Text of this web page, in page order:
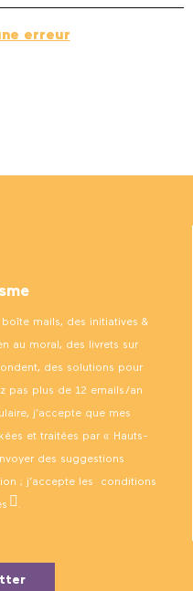
erreur
mails, des initiatives &
au moral, des livrets sur
des solutions pour
pas plus de 12 emails/an
j’accepte que mes
et traitées par « Hauts-
des suggestions
; j’accepte les conditions
.